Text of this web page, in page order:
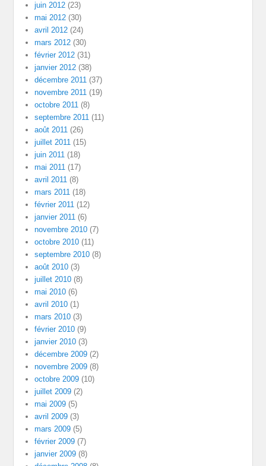
juin 2012 (23)
mai 2012 (30)
avril 2012 (24)
mars 2012 (30)
février 2012 (31)
janvier 2012 (38)
décembre 2011 (37)
novembre 2011 (19)
octobre 2011 (8)
septembre 2011 (11)
août 2011 (26)
juillet 2011 (15)
juin 2011 (18)
mai 2011 (17)
avril 2011 (8)
mars 2011 (18)
février 2011 (12)
janvier 2011 (6)
novembre 2010 (7)
octobre 2010 (11)
septembre 2010 (8)
août 2010 (3)
juillet 2010 (8)
mai 2010 (6)
avril 2010 (1)
mars 2010 (3)
février 2010 (9)
janvier 2010 (3)
décembre 2009 (2)
novembre 2009 (8)
octobre 2009 (10)
juillet 2009 (2)
mai 2009 (5)
avril 2009 (3)
mars 2009 (5)
février 2009 (7)
janvier 2009 (8)